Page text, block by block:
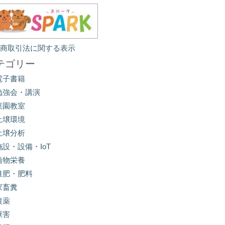
取引法に関する表示
ゴリー
子書籍
強会・講演
園教室
壌環境
壌分析
設・設備・IoT
物栄養
肥・肥料
畜糞
薬
害